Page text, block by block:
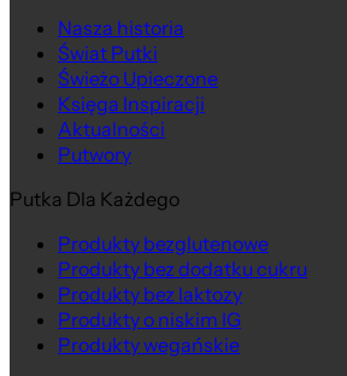
Nasza historia
Świat Putki
Świeżo Upieczone
Księga Inspiracji
Aktualności
Putwory
Putka Dla Każdego
Produkty bezglutenowe
Produkty bez dodatku cukru
Produkty bez laktozy
Produkty o niskim IG
Produkty wegańskie